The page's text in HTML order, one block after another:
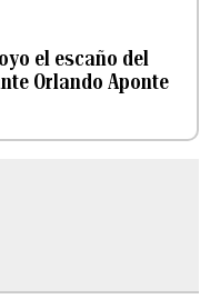
el escaño del
Orlando Aponte